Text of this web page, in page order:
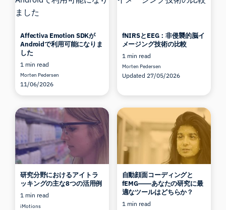
Affectiva Emotion SDKが
Androidで利用可能になりま
した
1 min read
Morten Pedersen
11/06/2026
fNIRSとEEG：非侵襲的脳イ
メージング技術の比較
1 min read
Morten Pedersen
Updated 27/05/2026
研究分野におけるアイトラ
ッキングの主な8つの活用例
1 min read
iMotions
自動顔面コーディングと
fEMG――あなたの研究に最
適なツールはどちらか？
1 min read